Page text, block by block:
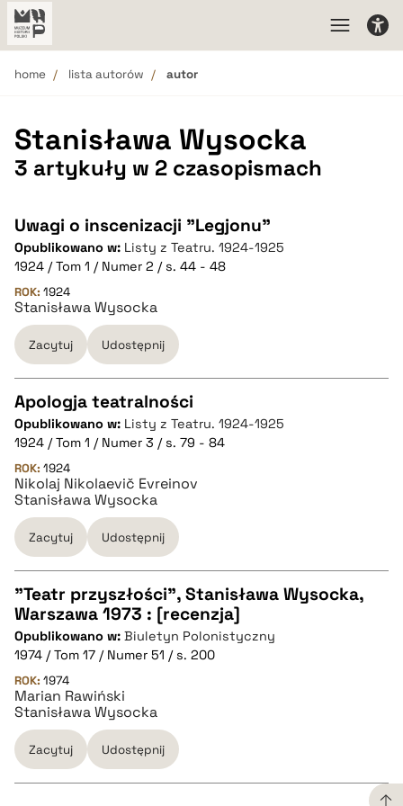
home lista autorów autor
Stanisława Wysocka
3 artykuły w 2 czasopismach
Uwagi o inscenizacji "Legjonu"
Opublikowano w: Listy z Teatru. 1924-1925
1924 / Tom 1 / Numer 2 / s. 44 - 48
ROK: 1924
Stanisława Wysocka
Zacytuj Udostępnij
CZYSTY TEKST
pobierz cytat
BIBTEX
pobierz cytat
Apologja teatralności
Opublikowano w: Listy z Teatru. 1924-1925
1924 / Tom 1 / Numer 3 / s. 79 - 84
ROK: 1924
Nikolaj Nikolaevič Evreinov
Stanisława Wysocka
Zacytuj Udostępnij
CZYSTY TEKST
pobierz cytat
BIBTEX
pobierz cytat
"Teatr przyszłości", Stanisława Wysocka,
Warszawa 1973 : [recenzja]
Opublikowano w: Biuletyn Polonistyczny
1974 / Tom 17 / Numer 51 / s. 200
ROK: 1974
Marian Rawiński
Stanisława Wysocka
Zacytuj Udostępnij